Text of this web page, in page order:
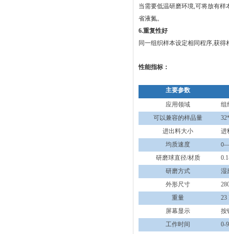
当需要低温研磨环境,可将放有
省液氮。
6.重复性好
同一组织样本设定相同程序,获
性能指标：
主要参数
应用领域
组
可以兼容的样品量
进出料大小
进
均质速度
0
研磨球直径/材质
研磨方式
湿
外形尺寸
重量
23
屏幕显示
按
工作时间
0-